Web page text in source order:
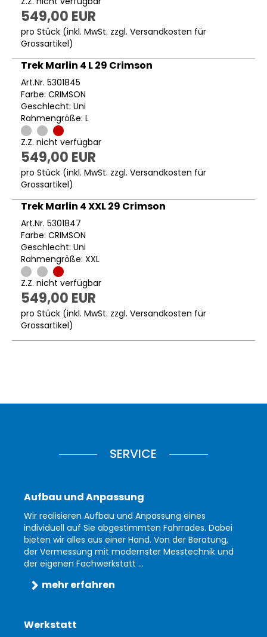
549,00 EUR
pro Stück (inkl. MwSt. zzgl. Versandkosten für
Grossartikel)
Trek Marlin 4 L 29 Crimson
Art.Nr. 5301845
Farbe: CRIMSON
Geschlecht: Uni
Rahmengröße: L
Z.Z. nicht verfügbar
549,00 EUR
pro Stück (inkl. MwSt. zzgl. Versandkosten für
Grossartikel)
Trek Marlin 4 XXL 29 Crimson
Art.Nr. 5301847
Farbe: CRIMSON
Geschlecht: Uni
Rahmengröße: XXL
Z.Z. nicht verfügbar
549,00 EUR
pro Stück (inkl. MwSt. zzgl. Versandkosten für
Grossartikel)
SERVICE
Aufbau und Anpassung
Wir realisieren Aufbau und Anpassung eines
individuell auf Sie abgestimmten Fahrrades. Dabei
bieten wir alles aus einer Hand. Von der Beratung,
der Vermessung mit modernster Messtechnik und
der eigenen Fachwerkstatt ...
mehr erfahren
Werkstatt